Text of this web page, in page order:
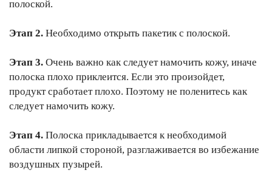
полоской.
Этап 2. Необходимо открыть пакетик с полоской.
Этап 3. Очень важно как следует намочить кожу, иначе
полоска плохо приклеится. Если это произойдет,
продукт сработает плохо. Поэтому не поленитесь как
следует намочить кожу.
Этап 4. Полоска прикладывается к необходимой
области липкой стороной, разглаживается во избежание
воздушных пузырей.